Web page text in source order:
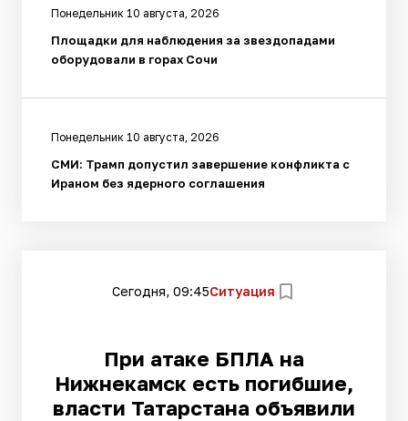
Понедельник 10 августа, 2026
Площадки для наблюдения за звездопадами
оборудовали в горах Сочи
Понедельник 10 августа, 2026
СМИ: Трамп допустил завершение конфликта с
Ираном без ядерного соглашения
Сегодня, 09:45Ситуация
При атаке БПЛА на
Нижнекамск есть погибшие,
власти Татарстана объявили